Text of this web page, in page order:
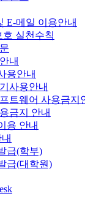
E-메일 이용안내
실천수칙
내
용안내
사용안내
트웨어 사용금지
금지 안내
용 안내
급(학부)
급(대학원)